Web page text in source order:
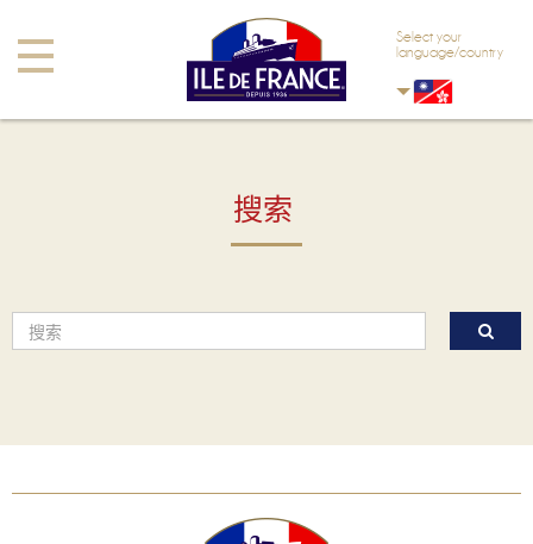
Toggle
navigation
Select your
language/country
搜索